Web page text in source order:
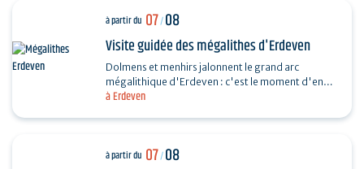
à Erdeven
à partir du 07/08
Visite guidée des mégalithes d'Erdeven
Dolmens et menhirs jalonnent le grand arc
mégalithique d'Erdeven : c'est le moment d'en
découvrir un peu plus. Des Alignements de
à partir du 07/08